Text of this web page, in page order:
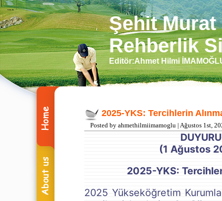
Şehit
Rehberlik
Editör:Ahmet Hilmi
2025-YKS: Tercihlerin
Posted by ahmethilmiimamoglu | Ağustos 1st,
DUYURU
(1 Ağustos
2025-YKS:
2025 Yükseköğretim